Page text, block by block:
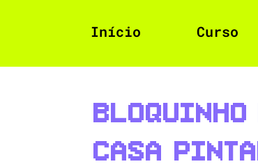
Início Curso
Bloquinho
Casa